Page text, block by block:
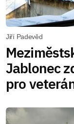
Jiří Padevěd
Jablonec
pro